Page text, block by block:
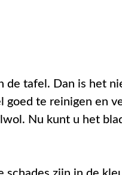
de tafel. Dan is het
goed te reinigen en
Nu kunt u het